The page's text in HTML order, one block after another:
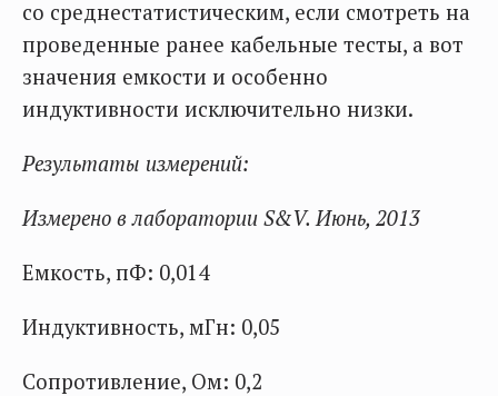
со среднестатистическим, если смотреть на
проведенные ранее кабельные тесты, а вот
значения емкости и особенно
индуктивности исключительно низки.
Результаты измерений:
Измерено в лаборатории S&V. Июнь, 2013
Емкость, пФ: 0,014
Индуктивность, мГн: 0,05
Сопротивление, Ом: 0,2